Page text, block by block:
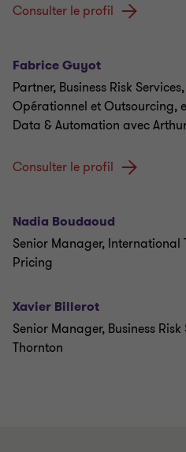
Consulter le profil
Fabrice Guyot
Partner, Business Risk
Opérationnel et Outsourcing,
Data & Automation avec
Consulter le profil
Nadia Boudaoud
Senior Manager, International
Pricing
Xavier Billerot
Senior Manager, Business
Thornton